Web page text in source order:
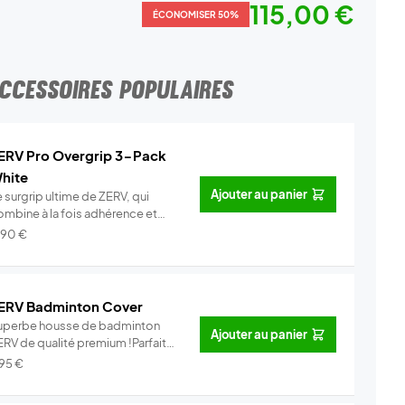
ÉCONOMISER 50% 115,00 €
POPULAIRES
Pro Overgrip 3-Pack
surgrip ultime de ZERV, qui
à la fois adhérence et
Info
€
Ajouter au panier
Badminton Cover
housse de badminton
de qualité premium !Parfait
€
Ajouter au panier